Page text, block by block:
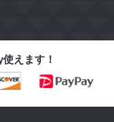
えます！